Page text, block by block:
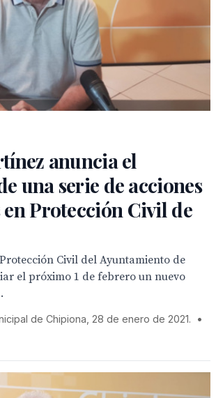
anuncia el
una serie de acciones
Protección Civil de
Civil del Ayuntamiento de
el próximo 1 de febrero un nuevo
de Chipiona, 28 de enero de 2021.
•